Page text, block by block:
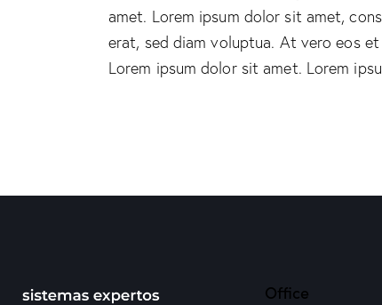
amet. Lorem ipsum dolor sit amet,
erat, sed diam voluptua. At vero eos
Lorem ipsum dolor sit amet. Lorem
Office